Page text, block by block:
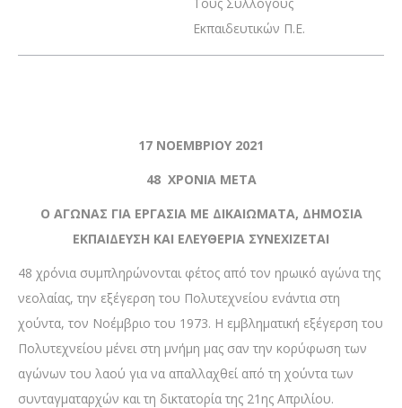
Εκπαιδευτικών Π.Ε.
17 ΝΟΕΜΒΡΙΟΥ 2021
48 ΧΡΟΝΙΑ ΜΕΤΑ
Ο ΑΓΩΝΑΣ ΓΙΑ ΕΡΓΑΣΙΑ ΜΕ ΔΙΚΑΙΩΜΑΤΑ, ΔΗΜΟΣΙΑ
ΕΚΠΑΙΔΕΥΣΗ ΚΑΙ ΕΛΕΥΘΕΡΙΑ ΣΥΝΕΧΙΖΕΤΑΙ
48 χρόνια συμπληρώνονται φέτος από τον ηρωικό αγώνα της
νεολαίας, την εξέγερση του Πολυτεχνείου ενάντια στη
χούντα, τον Νοέμβριο του 1973. Η εμβληματική εξέγερση του
Πολυτεχνείου μένει στη μνήμη μας σαν την κορύφωση των
αγώνων του λαού για να απαλλαχθεί από τη χούντα των
συνταγματαρχών και τη δικτατορία της 21ης Απριλίου.